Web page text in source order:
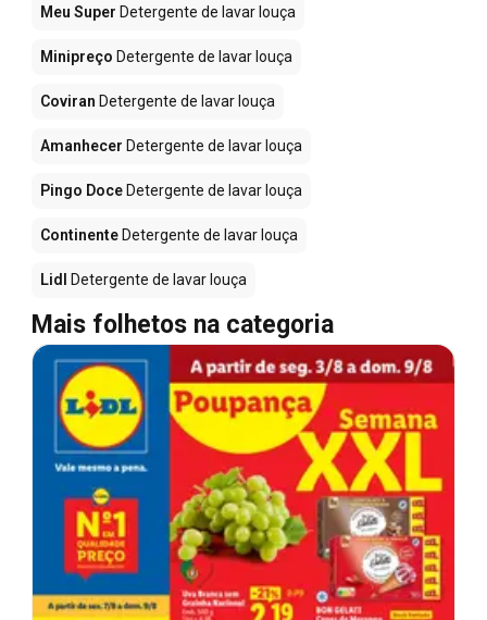
Meu Super Detergente de lavar louça
Minipreço Detergente de lavar louça
Coviran Detergente de lavar louça
Amanhecer Detergente de lavar louça
Pingo Doce Detergente de lavar louça
Continente Detergente de lavar louça
Lidl Detergente de lavar louça
Mais folhetos na categoria